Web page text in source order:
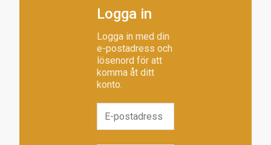
Logga in
Logga in med din
e-postadress och
lösenord för att
komma åt ditt
konto.